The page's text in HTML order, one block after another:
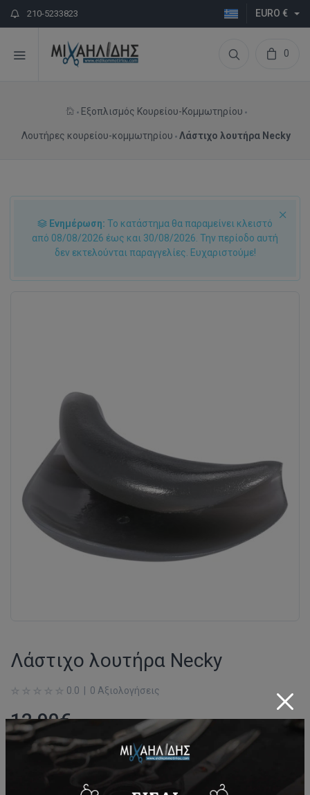
210-5233823 EURO €
0
Εξοπλισμός Κουρείου-Κομμωτηρίου
Λουτήρες κουρείου-κομμωτηρίου Λάστιχο λουτήρα Necky
Ενημέρωση: Το κατάστημα θα παραμείνει κλειστό
από 08/08/2026 έως και 30/08/2026. Την περίοδο αυτή
δεν εκτελούνται παραγγελίες. Ευχαριστούμε!
Λάστιχο λουτήρα Necky
0.0 | 0 Αξιολογήσεις
12,90€
Ποσότητα: